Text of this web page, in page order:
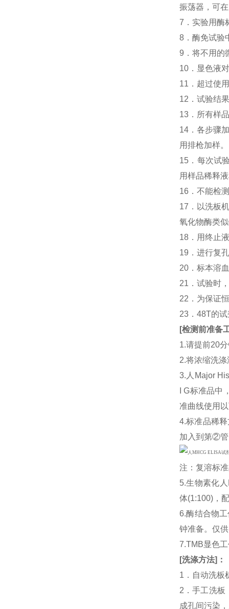
振荡器，可
7．实验用酶
8．酶免试验
9．将不用的
10．显色液
11．超过使
12．试验结
13．所有样
14．各步骤
用排枪加样。
15．每次试
用样品稀释
16．不能检
17．以洗板
氧化物酶类
18．用终止
19．进行复
20．标本溶
21．试验时
22．为保证
23．48T的
[检测前准备
1.请提前20
2.将浓缩洗
3.人Major
I G标准品
准曲线使用
4.标准品稀
加入到第②
注：复溶标
5.生物素化
体(1:100)，
6.酶结合物
钟准备。仅
7.TMB显色
[洗涤方法] ：
1．自动洗板
2．手工洗板
成孔间污染